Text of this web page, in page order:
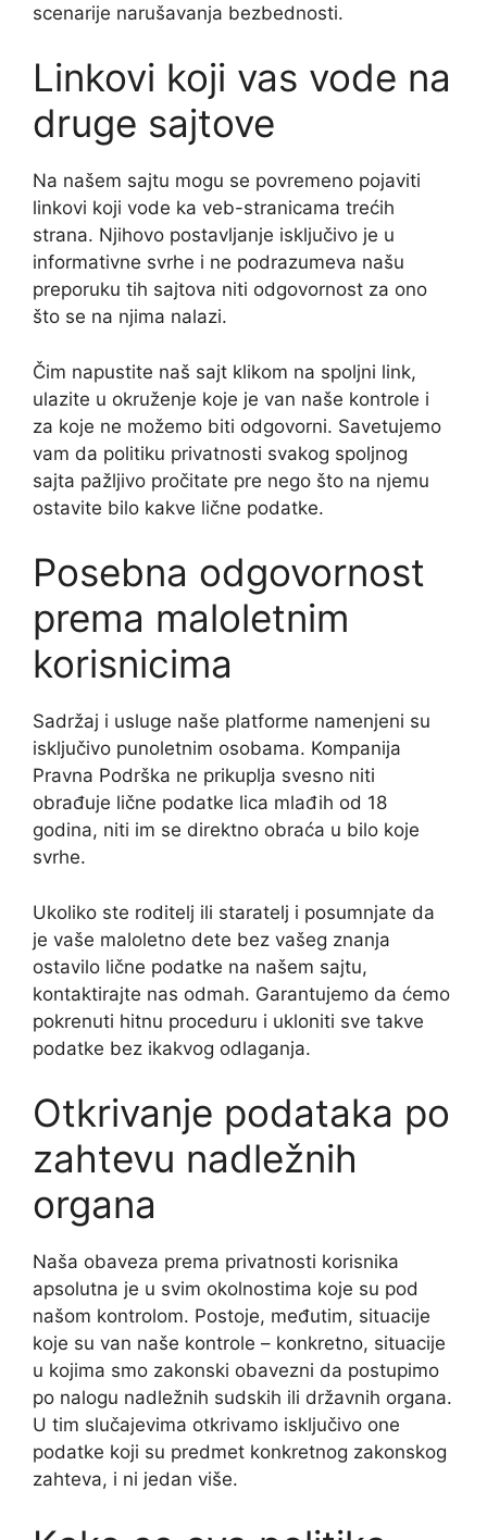
scenarije narušavanja bezbednosti.
Linkovi koji vas vode na
druge sajtove
Na našem sajtu mogu se povremeno pojaviti
linkovi koji vode ka veb-stranicama trećih
strana. Njihovo postavljanje isključivo je u
informativne svrhe i ne podrazumeva našu
preporuku tih sajtova niti odgovornost za ono
što se na njima nalazi.
Čim napustite naš sajt klikom na spoljni link,
ulazite u okruženje koje je van naše kontrole i
za koje ne možemo biti odgovorni. Savetujemo
vam da politiku privatnosti svakog spoljnog
sajta pažljivo pročitate pre nego što na njemu
ostavite bilo kakve lične podatke.
Posebna odgovornost
prema maloletnim
korisnicima
Sadržaj i usluge naše platforme namenjeni su
isključivo punoletnim osobama. Kompanija
Pravna Podrška ne prikuplja svesno niti
obrađuje lične podatke lica mlađih od 18
godina, niti im se direktno obraća u bilo koje
svrhe.
Ukoliko ste roditelj ili staratelj i posumnjate da
je vaše maloletno dete bez vašeg znanja
ostavilo lične podatke na našem sajtu,
kontaktirajte nas odmah. Garantujemo da ćemo
pokrenuti hitnu proceduru i ukloniti sve takve
podatke bez ikakvog odlaganja.
Otkrivanje podataka po
zahtevu nadležnih
organa
Naša obaveza prema privatnosti korisnika
apsolutna je u svim okolnostima koje su pod
našom kontrolom. Postoje, međutim, situacije
koje su van naše kontrole – konkretno, situacije
u kojima smo zakonski obavezni da postupimo
po nalogu nadležnih sudskih ili državnih organa.
U tim slučajevima otkrivamo isključivo one
podatke koji su predmet konkretnog zakonskog
zahteva, i ni jedan više.